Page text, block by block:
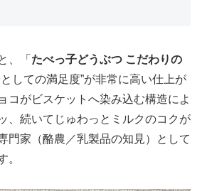
、「 たべっ子どうぶつ こだわりの
としての満足度”が非常に高い仕上が
コがビスケットへ染み込む構造によ
、続いてじゅわっとミルクのコクが
門家（酪農／乳製品の知見）として
。